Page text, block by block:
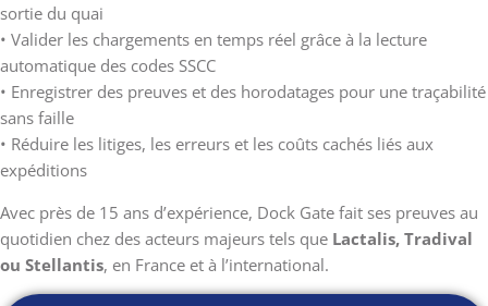
sortie du quai
• Valider les chargements en temps réel grâce à la lecture
automatique des codes SSCC
• Enregistrer des preuves et des horodatages pour une traçabilité
sans faille
• Réduire les litiges, les erreurs et les coûts cachés liés aux
expéditions
Avec près de 15 ans d’expérience, Dock Gate fait ses preuves au
quotidien chez des acteurs majeurs tels que Lactalis, Tradival
ou Stellantis, en France et à l’international.